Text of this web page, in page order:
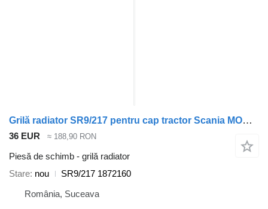
Grilă radiator SR9/217 pentru cap tractor Scania MODEL R
36 EUR ≈ 188,90 RON
Piesă de schimb - grilă radiator
Stare nou
SR9/217 1872160
România, Suceava